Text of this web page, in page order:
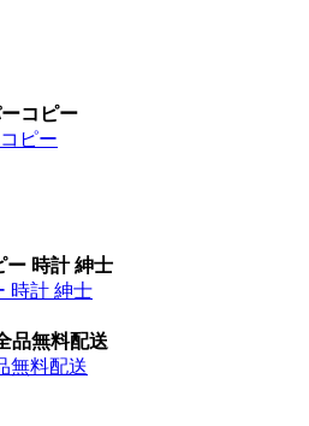
コピー
ピー
ー 時計 紳士
時計 紳士
品無料配送
無料配送